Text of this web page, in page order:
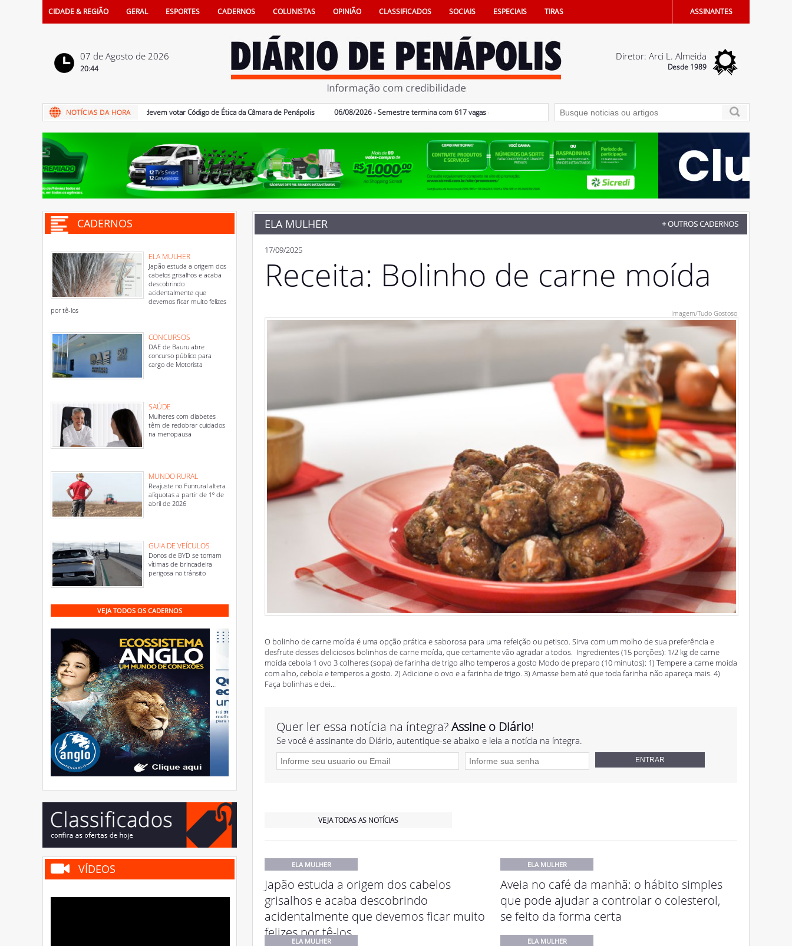
CIDADE & REGIÃO GERAL ESPORTES CADERNOS COLUNISTAS OPINIÃO CLASSIFICADOS SOCIAIS ESPECIAIS TIRAS ASSINANTES
07 de Agosto de 2026
20:44
Diretor: Arci L. Almeida
Desde 1989
07/08/2026 - Vereadores devem votar Código de Ética da Câmara de Penápolis 06/08/2026 - Semestre termina com 617 vagas de emprego criadas em Penápolis 05/08/2026 - Dia dos Pais terá sorteio de iPhone 16 no
CADERNOS
ELA MULHER
Japão estuda a origem dos
cabelos grisalhos e acaba
descobrindo
acidentalmente que
devemos ficar muito felizes
por tê-los
CONCURSOS
DAE de Bauru abre
concurso público para
cargo de Motorista
SAÚDE
Mulheres com diabetes
têm de redobrar cuidados
na menopausa
MUNDO RURAL
Reajuste no Funrural altera
alíquotas a partir de 1º de
abril de 2026
GUIA DE VEÍCULOS
Donos de BYD se tornam
vítimas de brincadeira
perigosa no trânsito
VEJA TODOS OS CADERNOS
VÍDEOS
ELA MULHER + OUTROS CADERNOS
17/09/2025
Receita: Bolinho de carne moída
Imagem/Tudo Gostoso
O bolinho de carne moída é uma opção prática e saborosa para uma refeição ou petisco. Sirva com um molho de sua preferência e
desfrute desses deliciosos bolinhos de carne moída, que certamente vão agradar a todos. Ingredientes (15 porções): 1/2 kg de carne
moída cebola 1 ovo 3 colheres (sopa) de farinha de trigo alho temperos a gosto Modo de preparo (10 minutos): 1) Tempere a carne moída
com alho, cebola e temperos a gosto. 2) Adicione o ovo e a farinha de trigo. 3) Amasse bem até que toda farinha não apareça mais. 4)
Faça bolinhas e dei...
Quer ler essa notícia na íntegra?Assine o Diário!
Se você é assinante do Diário, autentique-se abaixo e leia a notícia na íntegra.
VEJA TODAS AS NOTÍCIAS
ELA MULHER
Japão estuda a origem dos cabelos
grisalhos e acaba descobrindo
acidentalmente que devemos ficar muito
felizes por tê-los
ELA MULHER
Aveia no café da manhã: o hábito simples
que pode ajudar a controlar o colesterol,
se feito da forma certa
ELA MULHER ELA MULHER